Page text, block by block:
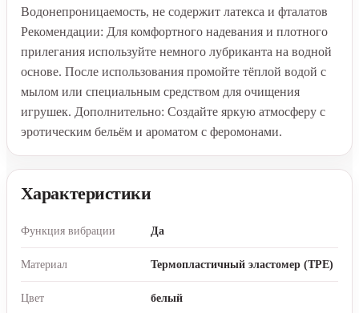
Водонепроницаемость, не содержит латекса и фталатов
Рекомендации: Для комфортного надевания и плотного
прилегания используйте немного лубриканта на водной
основе. После использования промойте тёплой водой с
мылом или специальным средством для очищения
игрушек. Дополнительно: Создайте яркую атмосферу с
эротическим бельём и ароматом с феромонами.
Характеристики
Функция вибрации Да
Материал Термопластичный эластомер (TPE)
Цвет белый